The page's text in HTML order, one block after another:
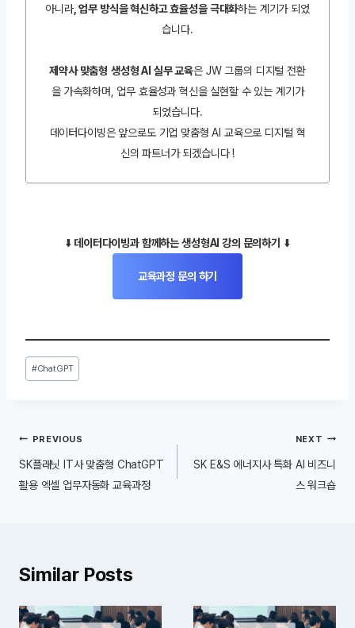
아니라, 업무 방식을 혁신하고 효율성을 극대화하는 계기가 되었
습니다.
제약사 맞춤형 생성형 AI 실무 교육은 JW 그룹의 디지털 전환
을 가속화하며, 업무 효율성과 혁신을 실현할 수 있는 계기가
되었습니다.
데이터다이빙은 앞으로도 기업 맞춤형 AI 교육으로 디지털 혁
신의 파트너가 되겠습니다 !
⬇️ 데이터다이빙과 함께하는 생성형AI 강의 문의하기 ⬇️
교육과정 문의 하기
Post
Tags:
#ChatGPT
글
내
비
션
PREVIOUS
SK플래닛 IT사 맞춤형 ChatGPT
활용 엑셀 업무자동화 교육과정
NEXT
SK E&S 에너지사 특화 AI 비즈니
스 워크숍
Similar Posts